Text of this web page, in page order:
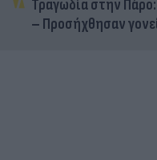
Τραγωδία στην
– Προσήχθησαν